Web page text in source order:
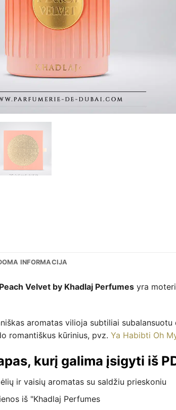
INFORMACIJA
Peach Velvet by Khadlaj Perfumes yra
aromatas vilioja subtiliai
romantiškus kūrinius, pvz. Ya Habibti Oh
kurį galima įsigyti iš
ir vaisių aromatas su saldžiu prieskoniu
iš "Khadlaj Perfumes